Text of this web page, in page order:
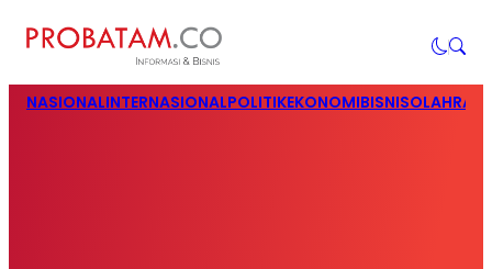
NASIONALINTERNASIONALPOLITIKEKONOMIBISNIS